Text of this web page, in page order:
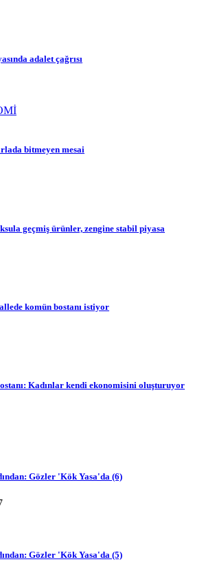
adalet çağrısı
bitmeyen mesai
geçmiş ürünler, zengine stabil piyasa
komün bostanı istiyor
Kadınlar kendi ekonomisini oluşturuyor
Gözler 'Kök Yasa'da (6)
Gözler 'Kök Yasa'da (5)